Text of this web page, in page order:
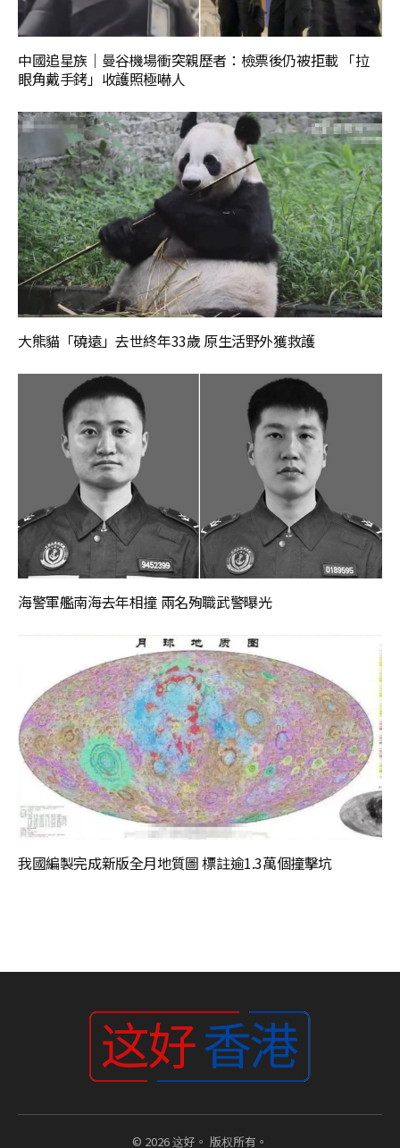
中國追星族｜曼谷機場衝突親歷者：檢票後仍被拒載 「拉
眼角戴手銬」收護照極嚇人
大熊貓「磽遠」去世終年33歲 原生活野外獲救護
海警軍艦南海去年相撞 兩名殉職武警曝光
我國編製完成新版全月地質圖 標註逾1.3萬個撞擊坑
© 2026 这好。 版权所有。